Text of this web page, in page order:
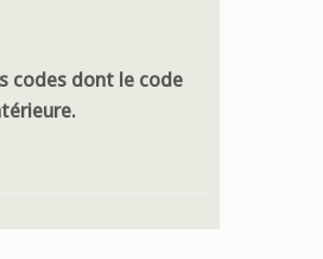
codes dont le code